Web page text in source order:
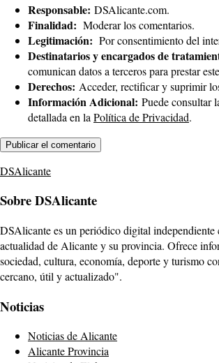
Responsable: DSAlicante.com.
Finalidad: Moderar los comentarios.
Legitimación: Por consentimiento del
Destinatarios y encargados de
comunican datos a terceros para prestar
Derechos: Acceder, rectificar y suprimir
Información Adicional: Puede consultar
detallada en la Política de Privacidad.
DSAlicante
Sobre DSAlicante
DSAlicante es un periódico digital independiente
actualidad de Alicante y su provincia. Ofrece
sociedad, cultura, economía, deporte y turismo
cercano, útil y actualizado".
Noticias
Noticias de Alicante
Alicante Provincia